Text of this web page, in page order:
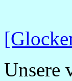
Unsere